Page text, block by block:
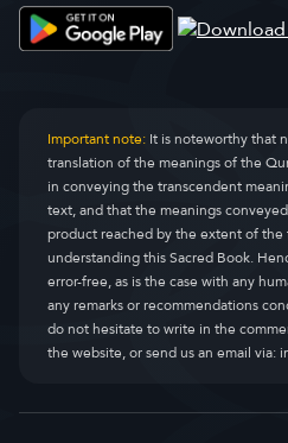
Important note:It is noteworthy that
translation of the meanings of the
in conveying the transcendent
text, and that the meanings
product reached by the extent of the
understanding this Sacred Book.
error-free, as is the case with any
any remarks or recommendations
do not hesitate to write in the
the website, or send us an email via: